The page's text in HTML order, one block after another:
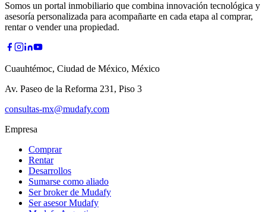
Somos un portal inmobiliario que combina innovación tecnológica y
asesoría personalizada para acompañarte en cada etapa al comprar,
rentar o vender una propiedad.
Cuauhtémoc, Ciudad de México, México
Av. Paseo de la Reforma 231, Piso 3
consultas-mx@mudafy.com
Empresa
Comprar
Rentar
Desarrollos
Sumarse como aliado
Ser broker de Mudafy
Ser asesor Mudafy